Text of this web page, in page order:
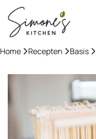
naar
inhoud
Home »Recepten »Basis »